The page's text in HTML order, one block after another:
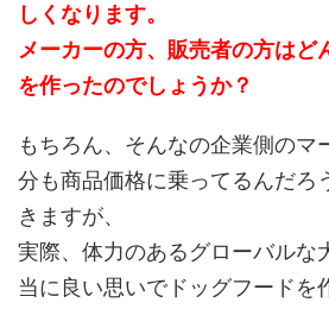
しくなります。
メーカーの方、販売者の方はど
を作ったのでしょうか？
もちろん、そんなの企業側のマ
分も商品価格に乗ってるんだろ
きますが、
実際、体力のあるグローバルな
当に良い思いでドッグフードを